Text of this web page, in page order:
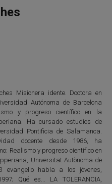
Misionera idente. Doctora en
Autónoma de Barcelona
y progreso científico en la
Ha cursado estudios de
Pontificia de Salamanca.
docente desde 1986, ha
Realismo y progreso científico en
Universitat Autònoma de
evangelio habla a los jóvenes,
Qué es... LA TOLERANCIA,